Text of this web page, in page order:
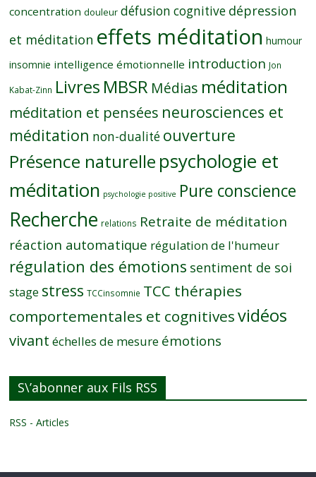
concentration douleur défusion cognitive dépression
et méditation effets méditation humour
insomnie intelligence émotionnelle introduction Jon
Kabat-Zinn Livres MBSR Médias méditation
méditation et pensées neurosciences et
méditation non-dualité ouverture
Présence naturelle psychologie et
méditation psychologie positive Pure conscience
Recherche relations Retraite de méditation
réaction automatique régulation de l'humeur
régulation des émotions sentiment de soi
stage stress TCCinsomnie TCC thérapies
comportementales et cognitivesvidéos
vivant échelles de mesure émotions
S\’abonner aux Fils RSS
RSS - Articles